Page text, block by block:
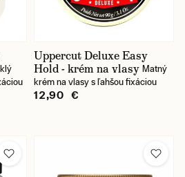
Uppercut Deluxe Easy
Hold - krém na vlasy Matný
krém na vlasy s ľahšou fixáciou
12,90 €